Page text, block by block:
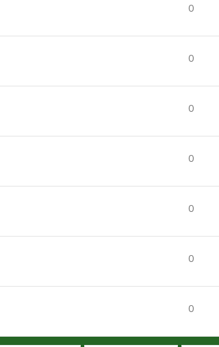
0
0
0
0
0
0
0